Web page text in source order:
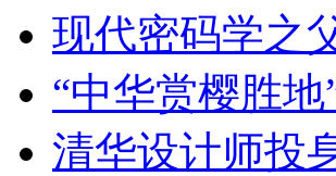
现代密码学之
“中华赏樱胜
清华设计师投